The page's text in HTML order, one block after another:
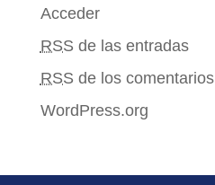
Acceder
RSS de las entradas
RSS de los comentarios
WordPress.org